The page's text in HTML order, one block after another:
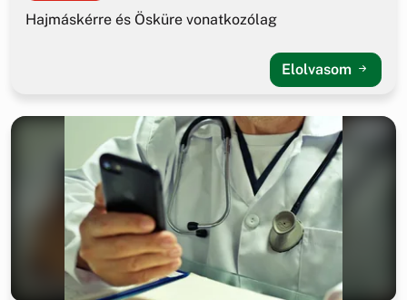
Hajmáskérre és Ösküre vonatkozólag
Elolvasom